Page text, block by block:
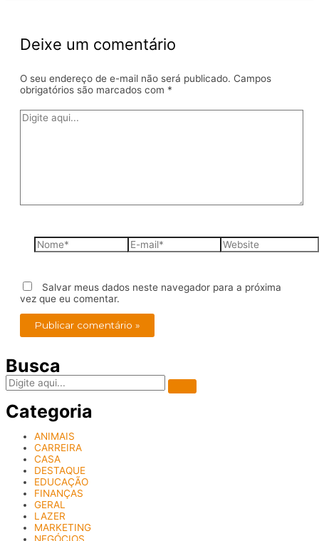
Deixe um comentário
O seu endereço de e-mail não será publicado. Campos
obrigatórios são marcados com *
Digite
aqui...
Nome*
E-
mail*
Website
Salvar meus dados neste navegador para a próxima
vez que eu comentar.
Busca
Categoria
ANIMAIS
CARREIRA
CASA
DESTAQUE
EDUCAÇÃO
FINANÇAS
GERAL
LAZER
MARKETING